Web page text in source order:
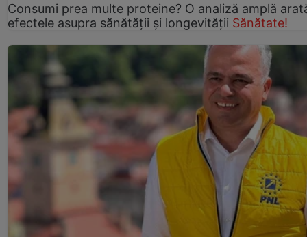
Consumi prea multe proteine? O analiză amplă
efectele asupra sănătății și longevității Sănătate!